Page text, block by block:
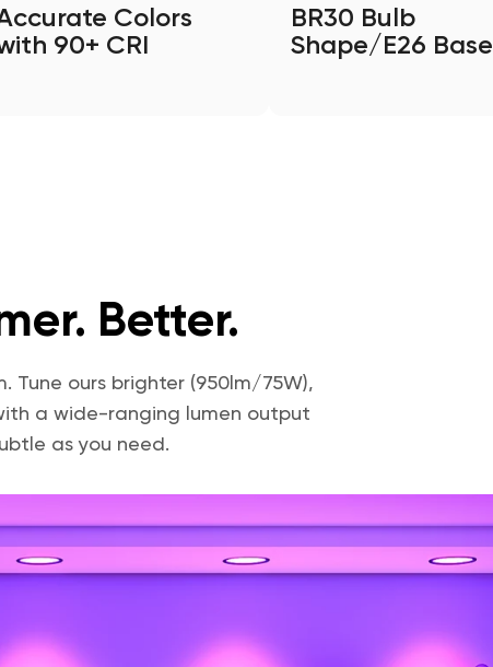
Colors
90+ CRI
BR30 Bulb
Shape/E26 Base
Better.
Tune ours brighter (950lm/75W),
a wide-ranging lumen output
as you need.